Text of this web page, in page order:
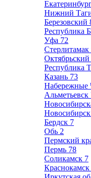
Нижний
Березовский
Республика
Уфа 72
Стерлитамак
Октябрьский
Республика
Казань 73
Набережные
Альметьевск
Новосибирск
Бердск 7
Обь 2
Пермский
Пермь 78
Соликамск 7
Краснокамск